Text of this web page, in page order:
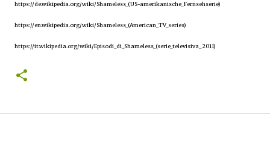
https://de.wikipedia.org/wiki/Shameless_(US-amerikanische_Fernsehserie)
https://en.wikipedia.org/wiki/Shameless_(American_TV_series)
https://it.wikipedia.org/wiki/Episodi_di_Shameless_(serie_televisiva_2011)